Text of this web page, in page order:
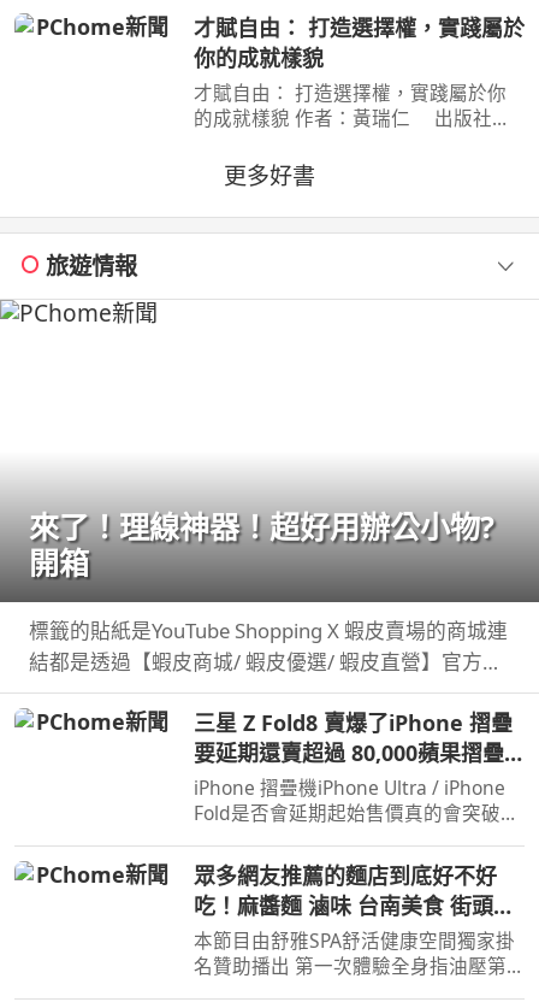
00:00:00 ＜內容簡介＞ 你認識真正的
觀音嗎？你願成為自己的觀音，接住生
命中的一切嗎？ 真正的
才賦自由： 打造選擇權，實踐屬於
你的成就樣貌
才賦自由： 打造選擇權，實踐屬於你
的成就樣貌 作者：黃瑞仁 出版社：
2026-08-01 00:00:00 【本書簡介】 ◎
擺脫盲目耗竭的斜槓陷阱，將個人專長
系統化整合，打造可被
更多好書
旅遊情報
來了！理線神器！超好用辦公小物?
開箱
標籤的貼紙是YouTube Shopping X 蝦皮賣場的商城連
結都是透過【蝦皮商城/ 蝦皮優選/ 蝦皮直營】官方認
證賣家不一定都是我購買 ...
三星 Z Fold8 賣爆了iPhone 摺疊
要延期還賣超過 80,000蘋果摺疊
大戰開打！
iPhone 摺疊機iPhone Ultra / iPhone
Fold是否會延期起始售價真的會突破台
Galaxy Z ...
眾多網友推薦的麵店到底好不好
吃！麻醬麵 滷味 台南美食 街頭小
吃 美食 美食推薦 旅遊 fyp food
taiwanfood streetfood
本節目由舒雅SPA舒活健康空間獨家掛
名贊助播出 第一次體驗全身指油壓第